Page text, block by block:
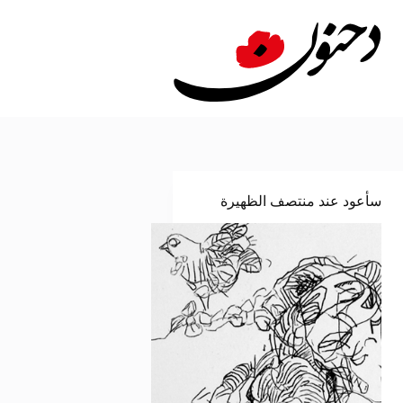
المحتوى
سأعود عند منتصف الظهيرة